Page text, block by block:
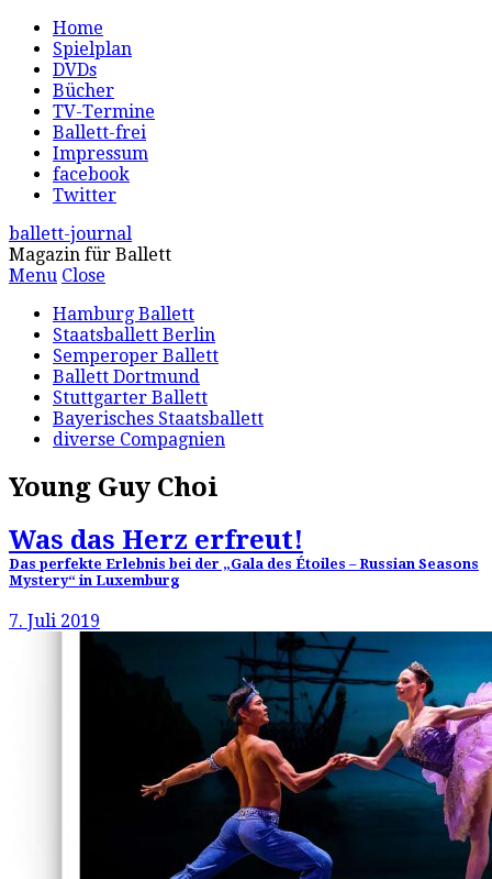
Home
Spielplan
DVDs
Bücher
TV-Termine
Ballett-frei
Impressum
facebook
Twitter
ballett-journal
Magazin für Ballett
Menu Close
Hamburg Ballett
Staatsballett Berlin
Semperoper Ballett
Ballett Dortmund
Stuttgarter Ballett
Bayerisches Staatsballett
diverse Compagnien
Young Guy Choi
Was das Herz erfreut!
Das perfekte Erlebnis bei der „Gala des Étoiles – Russian Seasons
Mystery“ in Luxemburg
7. Juli 2019